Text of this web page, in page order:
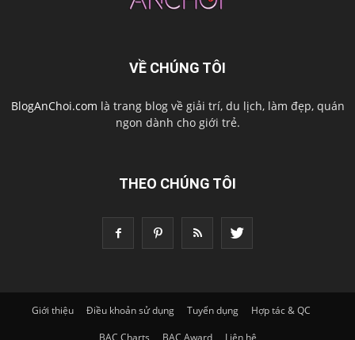
VỀ CHÚNG TÔI
BlogAnChoi.com là trang blog về giải trí, du lịch, làm đẹp, quán
ngon dành cho giới trẻ.
THEO CHÚNG TÔI
Giới thiệu Điều khoản sử dụng Tuyển dụng
Hợp tác & QC